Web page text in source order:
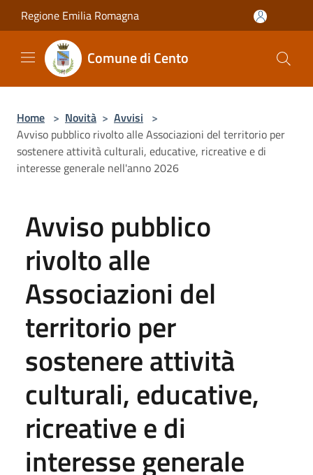
Salta al contenuto principale
Regione Emilia Romagna
Comune di Cento
Home > Novità > Avvisi >
Avviso pubblico rivolto alle Associazioni del territorio per
sostenere attività culturali, educative, ricreative e di
interesse generale nell'anno 2026
Avviso pubblico
rivolto alle
Associazioni del
territorio per
sostenere attività
culturali, educative,
ricreative e di
interesse generale